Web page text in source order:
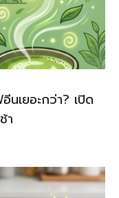
นเยอะกว่า? เปิด
า